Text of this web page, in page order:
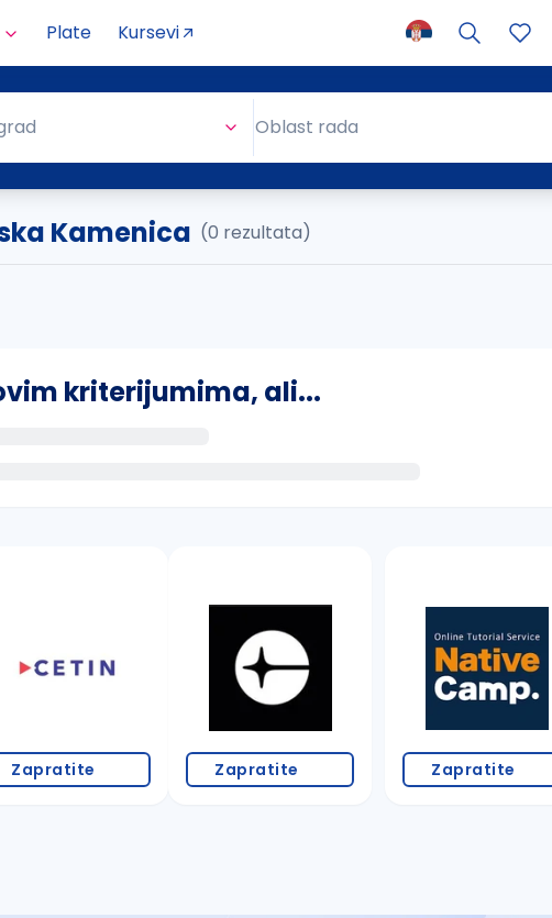
Plate Kursevi
Oblast rada
Kamenica (0 rezultata)
kriterijumima, ali...
ž, dž)
Zapratite Zapratite Zapratite